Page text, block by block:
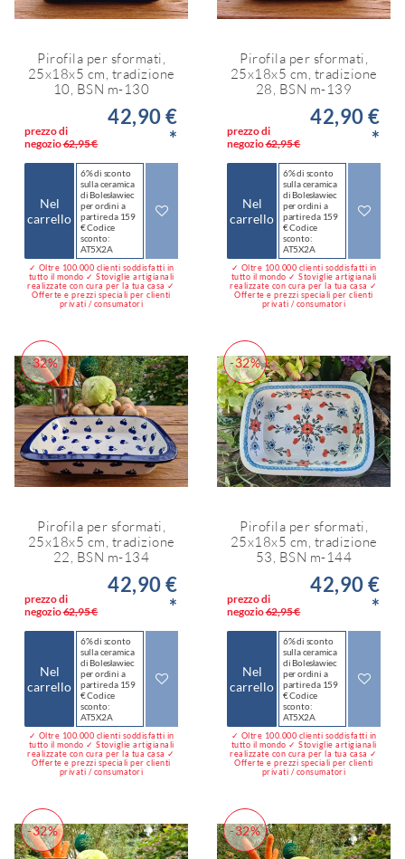
Pirofila per sformati,
25x18x5 cm, tradizione
10, BSN m-130
prezzo di
negozio62,95 €
42,90 €
*
Nel
carrello
6% di sconto
sulla ceramica
di Bolesławiec
per ordini a
partire da 159
€ Codice
sconto:
AT5X2A
✓ Oltre 100.000 clienti soddisfatti in
tutto il mondo ✓ Stoviglie artigianali
realizzate con cura per la tua casa ✓
Offerte e prezzi speciali per clienti
privati / consumatori
Pirofila per sformati,
25x18x5 cm, tradizione
28, BSN m-139
prezzo di
negozio62,95 €
42,90 €
*
Nel
carrello
6% di sconto
sulla ceramica
di Bolesławiec
per ordini a
partire da 159
€ Codice
sconto:
AT5X2A
✓ Oltre 100.000 clienti soddisfatti in
tutto il mondo ✓ Stoviglie artigianali
realizzate con cura per la tua casa ✓
Offerte e prezzi speciali per clienti
privati / consumatori
-32%
Pirofila per sformati,
25x18x5 cm, tradizione
22, BSN m-134
prezzo di
negozio62,95 €
42,90 €
*
Nel
carrello
6% di sconto
sulla ceramica
di Bolesławiec
per ordini a
partire da 159
€ Codice
sconto:
AT5X2A
✓ Oltre 100.000 clienti soddisfatti in
tutto il mondo ✓ Stoviglie artigianali
realizzate con cura per la tua casa ✓
Offerte e prezzi speciali per clienti
privati / consumatori
-32%
Pirofila per sformati,
25x18x5 cm, tradizione
53, BSN m-144
prezzo di
negozio62,95 €
42,90 €
*
Nel
carrello
6% di sconto
sulla ceramica
di Bolesławiec
per ordini a
partire da 159
€ Codice
sconto:
AT5X2A
✓ Oltre 100.000 clienti soddisfatti in
tutto il mondo ✓ Stoviglie artigianali
realizzate con cura per la tua casa ✓
Offerte e prezzi speciali per clienti
privati / consumatori
-32% -32%